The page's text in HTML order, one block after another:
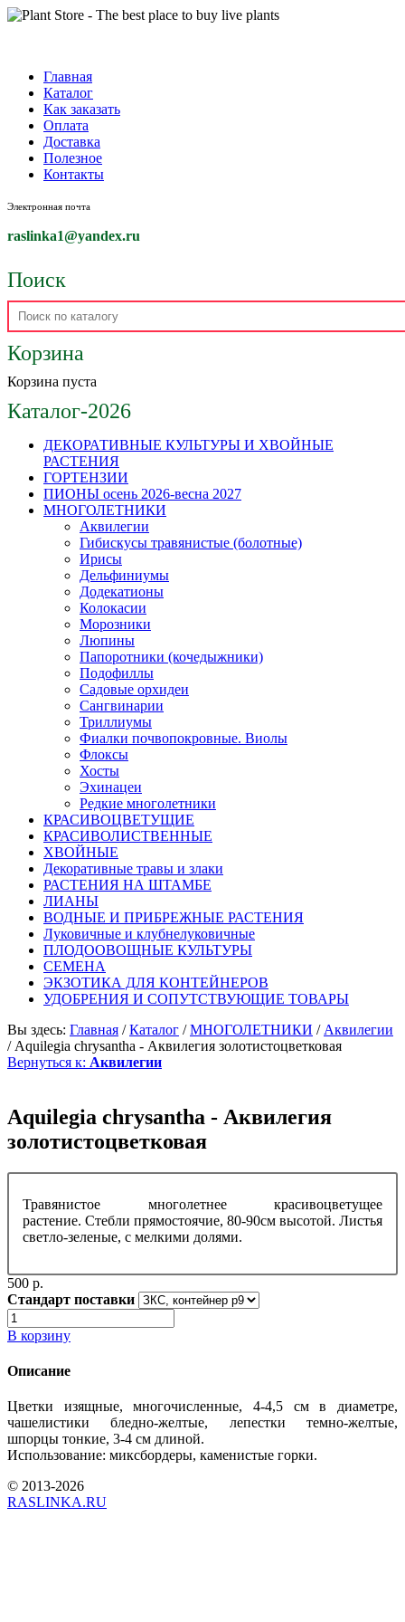
Главная
Каталог
Как заказать
Оплата
Доставка
Полезное
Контакты
Электронная почта
raslinka1@yandex.ru
Поиск
Корзина
Корзина пуста
Каталог-2026
ДЕКОРАТИВНЫЕ КУЛЬТУРЫ И ХВОЙНЫЕ
РАСТЕНИЯ
ГОРТЕНЗИИ
ПИОНЫ осень 2026-весна 2027
МНОГОЛЕТНИКИ
Аквилегии
Гибискусы травянистые (болотные)
Ирисы
Дельфиниумы
Додекатионы
Колокасии
Морозники
Люпины
Папоротники (кочедыжники)
Подофиллы
Садовые орхидеи
Сангвинарии
Триллиумы
Фиалки почвопокровные. Виолы
Флоксы
Хосты
Эхинацеи
Редкие многолетники
КРАСИВОЦВЕТУЩИЕ
КРАСИВОЛИСТВЕННЫЕ
ХВОЙНЫЕ
Декоративные травы и злаки
РАСТЕНИЯ НА ШТАМБЕ
ЛИАНЫ
ВОДНЫЕ И ПРИБРЕЖНЫЕ РАСТЕНИЯ
Луковичные и клубнелуковичные
ПЛОДООВОЩНЫЕ КУЛЬТУРЫ
СЕМЕНА
ЭКЗОТИКА ДЛЯ КОНТЕЙНЕРОВ
УДОБРЕНИЯ И СОПУТСТВУЮЩИЕ ТОВАРЫ
Вы здесь: Главная /Каталог /МНОГОЛЕТНИКИ / Аквилегии
/ Aquilegia chrysantha - Аквилегия золотистоцветковая
Вернуться к: Аквилегии
Aquilegia chrysantha - Аквилегия
золотистоцветковая
Травянистое многолетнее красивоцветущее
растение. Стебли прямостоячие, 80-90см высотой. Листья
светло-зеленые, с мелкими долями.
500 p.
Стандарт поставки
В корзину
Описание
Цветки изящные, многочисленные, 4-4,5 см в диаметре,
чашелистики бледно-желтые, лепестки темно-желтые,
шпорцы тонкие, 3-4 см длиной.
Использование: миксбордеры, каменистые горки.
© 2013-2026
RASLINKA.RU